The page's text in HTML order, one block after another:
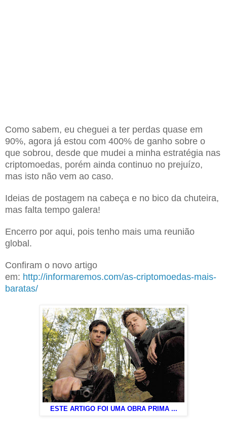
Como sabem, eu cheguei a ter perdas quase em
90%, agora já estou com 400% de ganho sobre o
que sobrou, desde que mudei a minha estratégia nas
criptomoedas, porém ainda continuo no prejuízo,
mas isto não vem ao caso.
Ideias de postagem na cabeça e no bico da chuteira,
mas falta tempo galera!
Encerro por aqui, pois tenho mais uma reunião
global.
Confiram o novo artigo
em: http://informaremos.com/as-criptomoedas-mais-
baratas/
ESTE ARTIGO FOI UMA OBRA PRIMA ...